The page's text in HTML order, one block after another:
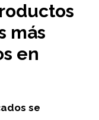
más
en
se